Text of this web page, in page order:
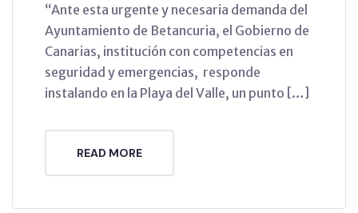
“Ante esta urgente y necesaria demanda del
Ayuntamiento de Betancuria, el Gobierno de
Canarias, institución con competencias en
seguridad y emergencias, responde
instalando en la Playa del Valle, un punto […]
READ MORE